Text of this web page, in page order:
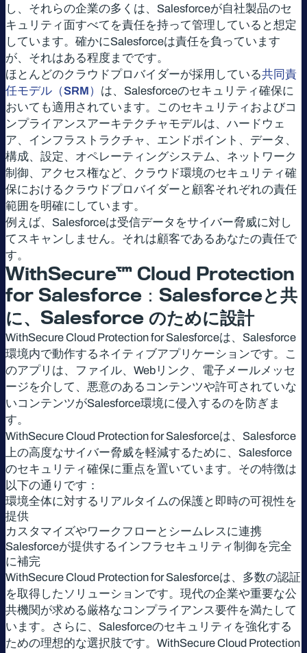
し、それらの企業の多くは、Salesforceが自社製品のセ
キュリティ面すべてを責任を持って管理していると想定
しています。確かにSalesforceは責任を負っています
が、それはある程度までです。
ほとんどのクラウドプロバイダーが採用している共同責
任モデル（SRM） は、Salesforceのセキュリティ確保に
おいても適用されています。このセキュリティおよびコ
ンプライアンスアーキテクチャモデルは、ハードウェ
ア、インフラストラクチャ、エンドポイント、データ、
構成、設定、オペレーティングシステム、ネットワーク
制御、アクセス権など、クラウド環境のセキュリティ確
保におけるクラウドプロバイダーと顧客それぞれの責任
範囲を明確にしています。
例えば、Salesforceは受信データをサイバー脅威に対し
てスキャンしません。それは顧客であるあなたの責任で
す。
WithSecure™ Cloud Protection
for Salesforce：Salesforceと共
に、 Salesforce のために設計
WithSecure Cloud Protection for Salesforceは、Salesforce
環境内で動作するネイティブアプリケーションです。こ
のアプリは、ファイル、Webリンク、電子メールメッセ
ージを介して、悪意のあるコンテンツや許可されていな
いコンテンツがSalesforce環境に侵入するのを防ぎま
す。
WithSecure Cloud Protection for Salesforceは、Salesforce
上の高度なサイバー脅威を軽減するために、Salesforce
のセキュリティ確保に重点を置いています。その特徴は
以下の通りです：
環境全体に対するリアルタイムの保護と即時の可視性を
提供
カスタマイズやワークフローとシームレスに連携
Salesforceが提供するインフラセキュリティ制御を完全
に補完
WithSecure Cloud Protection for Salesforceは、多数の認証
を取得したソリューションです。現代の企業や重要な公
共機関が求める厳格なコンプライアンス要件を満たして
います。さらに、Salesforceのセキュリティを強化する
ための理想的な選択肢です。WithSecure Cloud Protection